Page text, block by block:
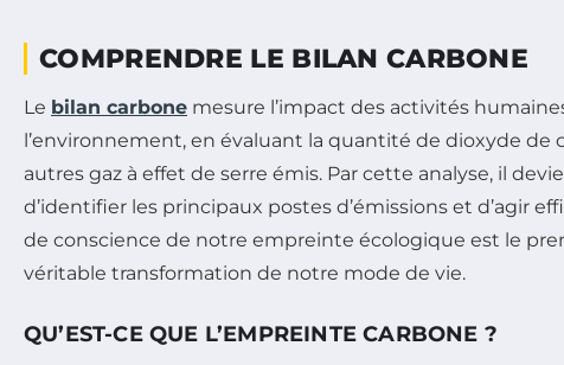
COMPRENDRE LE BILAN CARBONE
Le bilan carbone mesure l’impact des activités
l’environnement, en évaluant la quantité de dioxyde de
autres gaz à effet de serre émis. Par cette analyse, il
d’identifier les principaux postes d’émissions et d’agir
de conscience de notre empreinte écologique est le
véritable transformation de notre mode de vie.
QU’EST-CE QUE L’EMPREINTE CARBONE ?